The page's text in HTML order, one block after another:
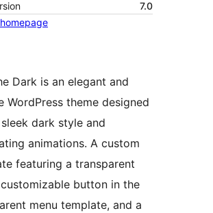
7.0
Dark is an elegant and
WordPress theme designed
dark style and
animations. A custom
featuring a transparent
customizable button in the
menu template, and a